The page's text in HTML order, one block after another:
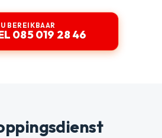
BEREIKBAAR
085 019 28 46